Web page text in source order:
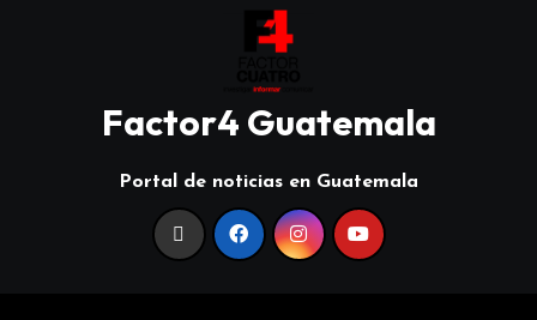
Factor4 Guatemala
Portal de noticias en Guatemala